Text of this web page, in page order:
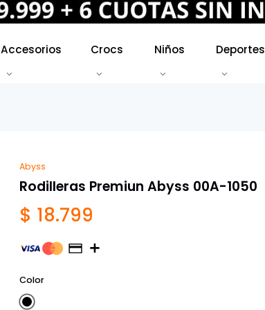
Accesorios Crocs Niños Deportes
Abyss
Rodilleras Premiun Abyss 00A-1050
$ 18.799
Color
Negro